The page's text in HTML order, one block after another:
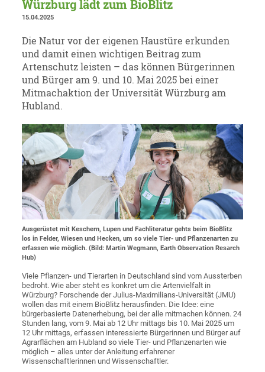
Würzburg lädt zum BioBlitz
15.04.2025
Die Natur vor der eigenen Haustüre erkunden
und damit einen wichtigen Beitrag zum
Artenschutz leisten – das können Bürgerinnen
und Bürger am 9. und 10. Mai 2025 bei einer
Mitmachaktion der Universität Würzburg am
Hubland.
Ausgerüstet mit Keschern, Lupen und Fachliteratur gehts beim BioBlitz
los in Felder, Wiesen und Hecken, um so viele Tier- und Pflanzenarten zu
erfassen wie möglich. (Bild: Martin Wegmann, Earth Observation Resarch
Hub)
Viele Pflanzen- und Tierarten in Deutschland sind vom Aussterben
bedroht. Wie aber steht es konkret um die Artenvielfalt in
Würzburg? Forschende der Julius-Maximilians-Universität (JMU)
wollen das mit einem BioBlitz herausfinden. Die Idee: eine
bürgerbasierte Datenerhebung, bei der alle mitmachen können. 24
Stunden lang, vom 9. Mai ab 12 Uhr mittags bis 10. Mai 2025 um
12 Uhr mittags, erfassen interessierte Bürgerinnen und Bürger auf
Agrarflächen am Hubland so viele Tier- und Pflanzenarten wie
möglich – alles unter der Anleitung erfahrener
Wissenschaftlerinnen und Wissenschaftler.